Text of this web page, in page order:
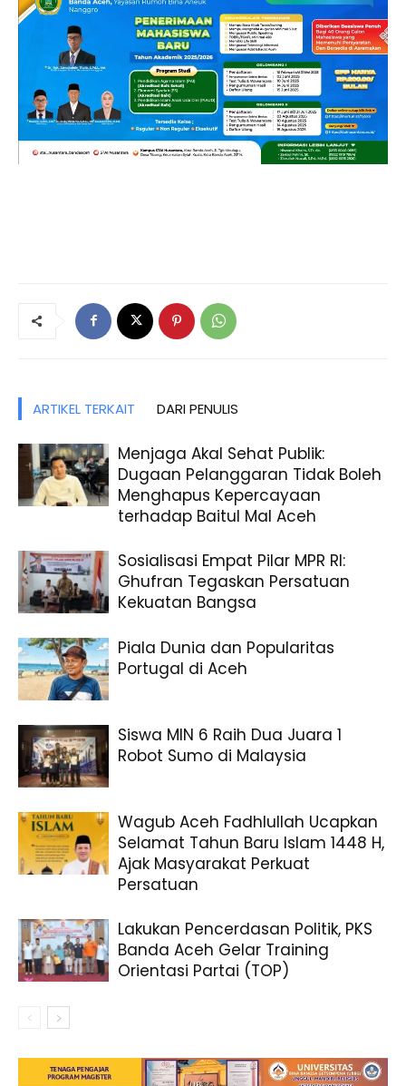
ARTIKEL TERKAIT DARI PENULIS
Menjaga Akal Sehat Publik:
Dugaan Pelanggaran Tidak Boleh
Menghapus Kepercayaan
terhadap Baitul Mal Aceh
Sosialisasi Empat Pilar MPR RI:
Ghufran Tegaskan Persatuan
Kekuatan Bangsa
Piala Dunia dan Popularitas
Portugal di Aceh
Siswa MIN 6 Raih Dua Juara 1
Robot Sumo di Malaysia
Wagub Aceh Fadhlullah Ucapkan
Selamat Tahun Baru Islam 1448 H,
Ajak Masyarakat Perkuat
Persatuan
Lakukan Pencerdasan Politik, PKS
Banda Aceh Gelar Training
Orientasi Partai (TOP)